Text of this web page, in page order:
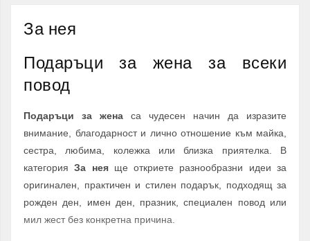
За нея
Подаръци за жена за всеки
повод
Подаръци за жена са чудесен начин да изразите
внимание, благодарност и лично отношение към майка,
сестра, любима, колежка или близка приятелка. В
категорияЗа неяще откриете разнообразни идеи за
оригинален, практичен и стилен подарък, подходящ за
рожден ден, имен ден, празник, специален повод или
мил жест без конкретна причина.